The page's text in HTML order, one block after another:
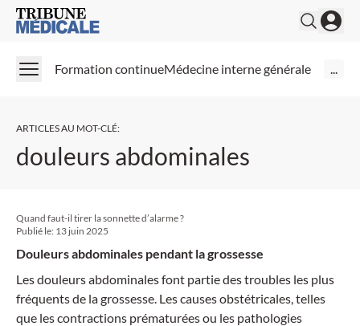
Medical Tribune
Formation continueMédecine interne générale ...
ARTICLES AU MOT-CLÉ:
douleurs abdominales
Quand faut-il tirer la sonnette d’alarme ?
Publié le: 13 juin 2025
Douleurs abdominales pendant la grossesse
Les douleurs abdominales font partie des troubles les plus
fréquents de la grossesse. Les causes obstétricales, telles
que les contractions prématurées ou les pathologies